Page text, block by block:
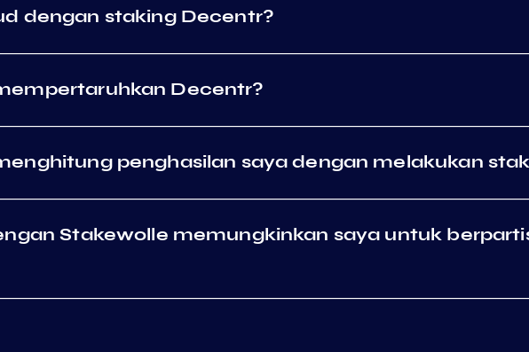
dengan staking Decentr?
Decentr?
penghasilan saya dengan melakukan
Stakewolle memungkinkan saya untuk